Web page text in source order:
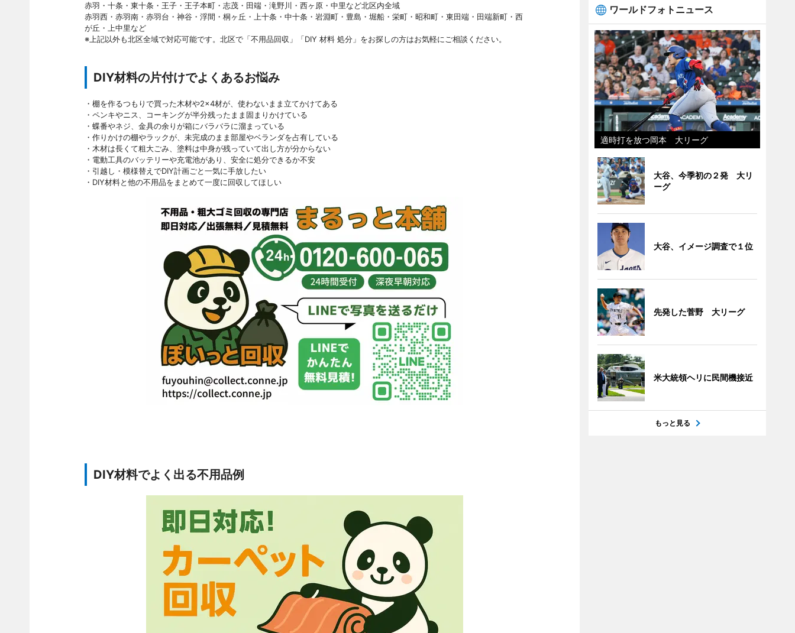
赤羽・十条・東十条・王子・王子本町・志茂・田端・滝野川・西ヶ原・中里など北区内全域
赤羽西・赤羽南・赤羽台・神谷・浮間・桐ヶ丘・上十条・中十条・岩淵町・豊島・堀船・栄町・昭和町・東田端・田端新町・西
が丘・上中里など
※上記以外も北区全域で対応可能です。北区で「不用品回収」「DIY 材料 処分」をお探しの方はお気軽にご相談ください。
DIY材料の片付けでよくあるお悩み
・棚を作るつもりで買った木材や2×4材が、使わないまま立てかけてある
・ペンキやニス、コーキングが半分残ったまま固まりかけている
・蝶番やネジ、金具の余りが箱にバラバラに溜まっている
・作りかけの棚やラックが、未完成のまま部屋やベランダを占有している
・木材は長くて粗大ごみ、塗料は中身が残っていて出し方が分からない
・電動工具のバッテリーや充電池があり、安全に処分できるか不安
・引越し・模様替えでDIY計画ごと一気に手放したい
・DIY材料と他の不用品をまとめて一度に回収してほしい
DIY材料でよく出る不用品例
ワールドフォトニュース
適時打を放つ岡本 大リーグ
大谷、今季初の２発 大リ
ーグ
大谷、イメージ調査で１位
先発した菅野 大リーグ
米大統領ヘリに民間機接近
もっと見る